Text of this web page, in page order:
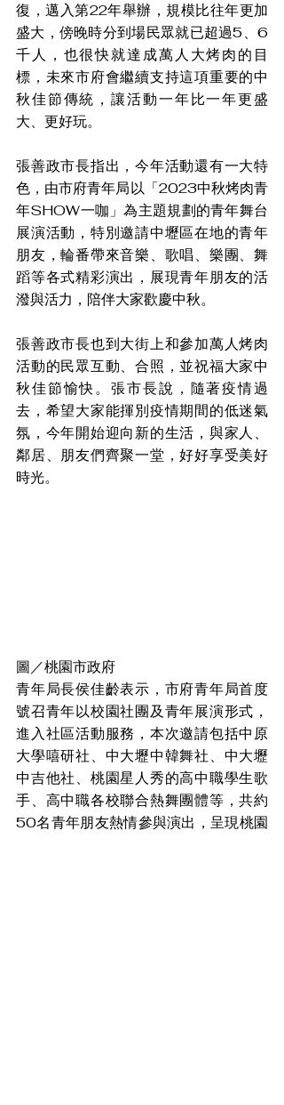
復，邁入第22年舉辦，規模比往年更加
盛大，傍晚時分到場民眾就已超過5、6
千人，也很快就達成萬人大烤肉的目
標，未來市府會繼續支持這項重要的中
秋佳節傳統，讓活動一年比一年更盛
大、更好玩。
張善政市長指出，今年活動還有一大特
色，由市府青年局以「2023中秋烤肉青
年SHOW一咖」為主題規劃的青年舞台
展演活動，特別邀請中壢區在地的青年
朋友，輪番帶來音樂、歌唱、樂團、舞
蹈等各式精彩演出，展現青年朋友的活
潑與活力，陪伴大家歡慶中秋。
張善政市長也到大街上和參加萬人烤肉
活動的民眾互動、合照，並祝福大家中
秋佳節愉快。張市長說，隨著疫情過
去，希望大家能揮別疫情期間的低迷氣
氛，今年開始迎向新的生活，與家人、
鄰居、朋友們齊聚一堂，好好享受美好
時光。
圖／桃園市政府
青年局長侯佳齡表示，市府青年局首度
號召青年以校園社團及青年展演形式，
進入社區活動服務，本次邀請包括中原
大學嘻研社、中大壢中韓舞社、中大壢
中吉他社、桃園星人秀的高中職學生歌
手、高中職各校聯合熱舞團體等，共約
50名青年朋友熱情參與演出，呈現桃園